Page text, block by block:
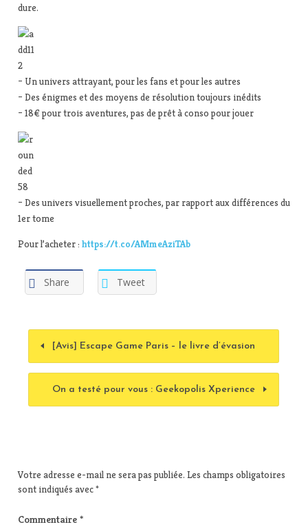
dure.
– Un univers attrayant, pour les fans et pour les autres
– Des énigmes et des moyens de résolution toujours inédits
– 18€ pour trois aventures, pas de prêt à conso pour jouer
– Des univers visuellement proches, par rapport aux différences du
1er tome
Pour l’acheter : https://t.co/AMmeAziTAb
Share Tweet
[Avis] Escape Game Paris – le livre d’évasion
On a testé pour vous : Geekopolis Xperience
Votre adresse e-mail ne sera pas publiée. Les champs obligatoires
sont indiqués avec*
Commentaire *